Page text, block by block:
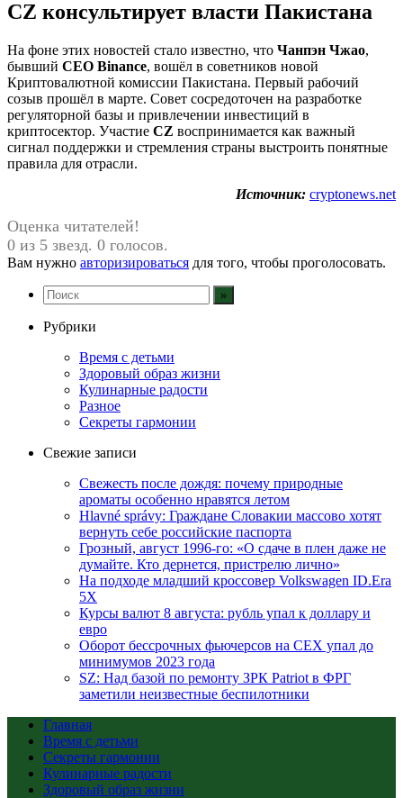
CZ консультирует власти Пакистана
На фоне этих новостей стало известно, что Чанпэн Чжао,
бывший CEO Binance, вошёл в советников новой
Криптовалютной комиссии Пакистана. Первый рабочий
созыв прошёл в марте. Совет сосредоточен на разработке
регуляторной базы и привлечении инвестиций в
криптосектор. Участие CZ воспринимается как важный
сигнал поддержки и стремления страны выстроить понятные
правила для отрасли.
Источник: cryptonews.net
Оценка читателей!
0 из 5 звезд. 0 голосов.
Вам нужно авторизироваться для того, чтобы проголосовать.
Рубрики
Время с детьми
Здоровый образ жизни
Кулинарные радости
Разное
Секреты гармонии
Свежие записи
Свежесть после дождя: почему природные
ароматы особенно нравятся летом
Hlavné správy: Граждане Словакии массово хотят
вернуть себе российские паспорта
Грозный, август 1996-го: «О сдаче в плен даже не
думайте. Кто дернется, пристрелю лично»
На подходе младший кроссовер Volkswagen ID.Era
5X
Курсы валют 8 августа: рубль упал к доллару и
евро
Оборот бессрочных фьючерсов на CEX упал до
минимумов 2023 года
SZ: Над базой по ремонту ЗРК Patriot в ФРГ
заметили неизвестные беспилотники
Главная
Время с детьми
Секреты гармонии
Кулинарные радости
Здоровый образ жизни